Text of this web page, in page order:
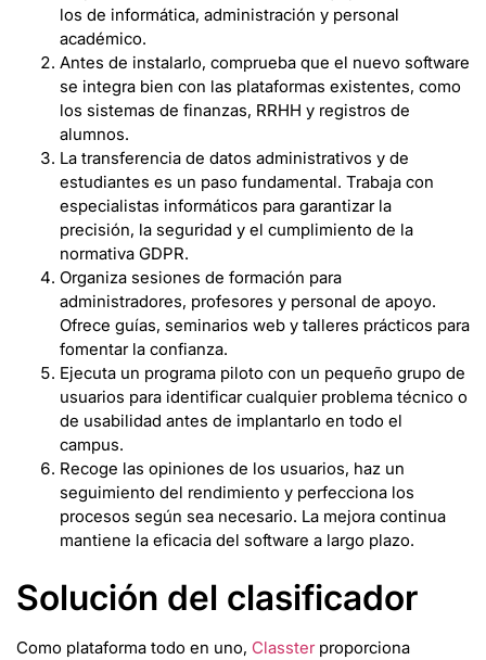
los de informática, administración y personal
académico.
Antes de instalarlo, comprueba que el nuevo software
se integra bien con las plataformas existentes, como
los sistemas de finanzas, RRHH y registros de
alumnos.
La transferencia de datos administrativos y de
estudiantes es un paso fundamental. Trabaja con
especialistas informáticos para garantizar la
precisión, la seguridad y el cumplimiento de la
normativa GDPR.
Organiza sesiones de formación para
administradores, profesores y personal de apoyo.
Ofrece guías, seminarios web y talleres prácticos para
fomentar la confianza.
Ejecuta un programa piloto con un pequeño grupo de
usuarios para identificar cualquier problema técnico o
de usabilidad antes de implantarlo en todo el
campus.
Recoge las opiniones de los usuarios, haz un
seguimiento del rendimiento y perfecciona los
procesos según sea necesario. La mejora continua
mantiene la eficacia del software a largo plazo.
Solución del clasificador
Como plataforma todo en uno, Classterproporciona